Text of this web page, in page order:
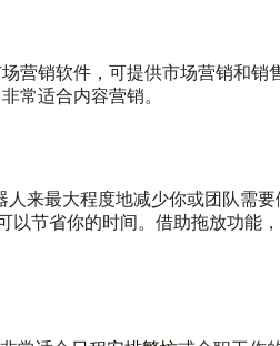
营销软件，可提供市场营销和
常适合内容营销。
来最大程度地减少你或团队需
节省你的时间。借助拖放功能